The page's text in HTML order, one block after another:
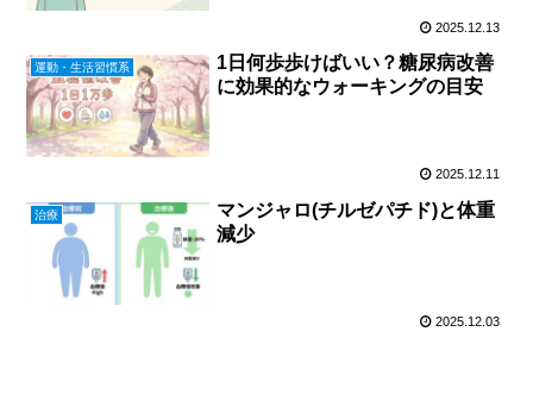
2025.12.13
運動・生活習慣系
1日何歩歩けばいい？糖尿病改善
に効果的なウォーキングの目安
2025.12.11
治療
マンジャロ(チルゼパチド)と体重
減少
2025.12.03